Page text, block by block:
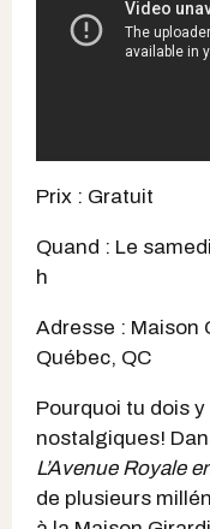
Prix : Gratuit
Quand : Le
h
Adresse : Maison
Québec, QC
Pourquoi tu dois
nostalgiques!
L’Avenue Royale
de plusieurs